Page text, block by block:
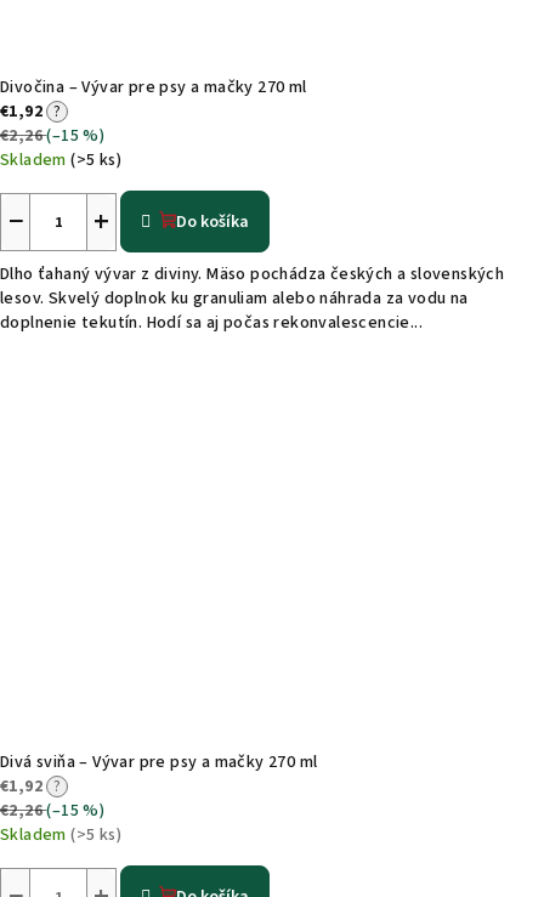
Divočina – Vývar pre psy a mačky 270 ml
€1,92 ?
€2,26(–15 %)
Skladem(>5 ks)
+
− Do košíka
Dlho ťahaný vývar z diviny. Mäso pochádza českých a slovenských
lesov. Skvelý doplnok ku granuliam alebo náhrada za vodu na
doplnenie tekutín. Hodí sa aj počas rekonvalescencie...
Divá sviňa – Vývar pre psy a mačky 270 ml
€1,92 ?
€2,26(–15 %)
Skladem(>5 ks)